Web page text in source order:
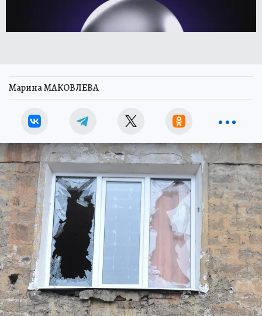
Марина МАКОВЛЕВА